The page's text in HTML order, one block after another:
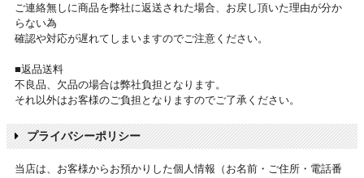
ご連絡無しに商品を弊社に返送された場合、お戻し頂いた理由が分か
らない為
確認や対応が遅れてしまいますのでご注意ください。
■返品送料
不良品、欠品の場合は弊社負担となります。
それ以外はお客様のご負担となりますのでご了承ください。
プライバシーポリシー
当店は、お客様からお預かりした個人情報（お名前・ご住所・電話番